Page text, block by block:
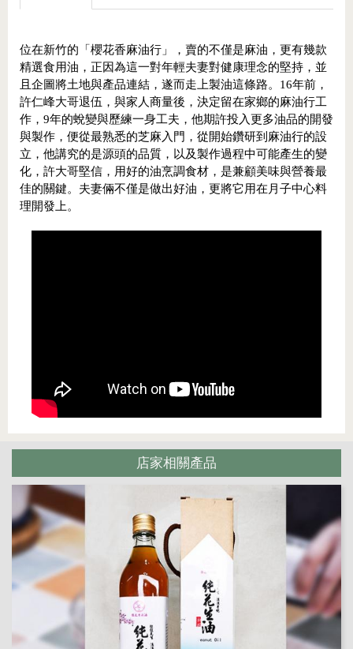
位在新竹的「櫻花香麻油行」，賣的不僅是麻油，更有幾款
精選食用油，正因為這一對年輕夫妻對健康理念的堅持，並
且企圖將土地與產品連結，遂而走上製油這條路。16年前，
許仁峰大哥退伍，與家人商量後，決定留在家鄉的麻油行工
作，9年的蛻變與歷練一身工夫，他期許投入更多油品的開發
與製作，便從最熟悉的芝麻入門，從開始鑽研到麻油行的設
立，他講究的是源頭的品質，以及製作過程中可能產生的變
化，許大哥堅信，用好的油烹調食材，是兼顧美味與營養最
佳的關鍵。夫妻倆不僅是做出好油，更將它用在月子中心料
理開發上。
店家相關產品